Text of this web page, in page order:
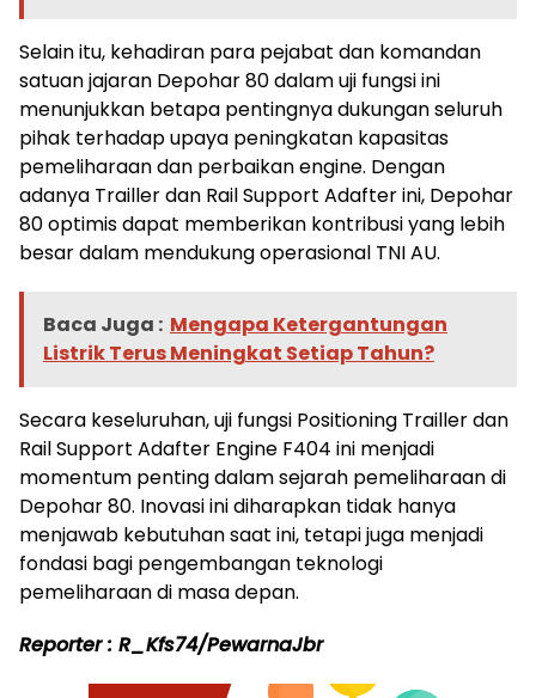
Selain itu, kehadiran para pejabat dan komandan
satuan jajaran Depohar 80 dalam uji fungsi ini
menunjukkan betapa pentingnya dukungan seluruh
pihak terhadap upaya peningkatan kapasitas
pemeliharaan dan perbaikan engine. Dengan
adanya Trailler dan Rail Support Adafter ini, Depohar
80 optimis dapat memberikan kontribusi yang lebih
besar dalam mendukung operasional TNI AU.
Baca Juga : Mengapa Ketergantungan
Listrik Terus Meningkat Setiap Tahun?
Secara keseluruhan, uji fungsi Positioning Trailler dan
Rail Support Adafter Engine F404 ini menjadi
momentum penting dalam sejarah pemeliharaan di
Depohar 80. Inovasi ini diharapkan tidak hanya
menjawab kebutuhan saat ini, tetapi juga menjadi
fondasi bagi pengembangan teknologi
pemeliharaan di masa depan.
Reporter : R_Kfs74/PewarnaJbr